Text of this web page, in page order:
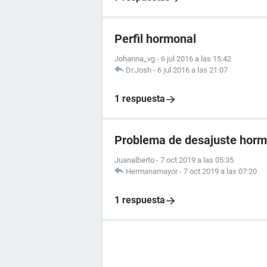
Perfil hormonal
Johanna_vg - 6 jul 2016 a las 15:42
Dr.Josh - 6 jul 2016 a las 21:07
1 respuesta
Problema de desajuste
Juanalberto - 7 oct 2019 a las 05:35
Hermanamayor - 7 oct 2019 a las 07:20
1 respuesta